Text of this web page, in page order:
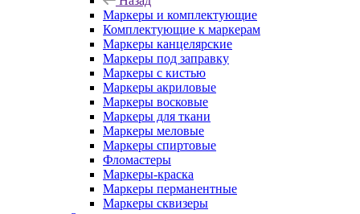
Маркеры и комплектующие
Комплектующие к маркерам
Маркеры канцелярские
Маркеры под заправку
Маркеры с кистью
Маркеры акриловые
Маркеры восковые
Маркеры для ткани
Маркеры меловые
Маркеры спиртовые
Фломастеры
Маркеры-краска
Маркеры перманентные
Маркеры сквизеры